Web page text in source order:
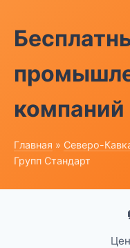
компаний
Главная » Северо-
Групп Стандарт